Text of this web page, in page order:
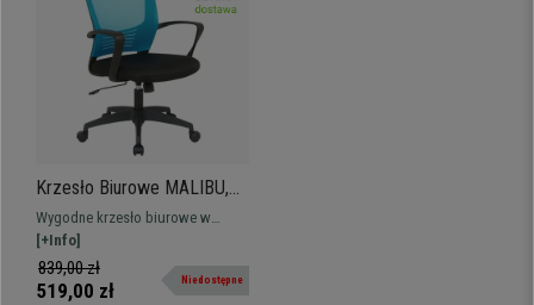
Krzesło Biurowe MALIBU,
Atrakcyjny Design,
Oddychająca Siatka i
Tkanina, Kolor Niebieski
Wygodne krzesło biurowe w
nowoczesnym stylu, tapicerowane
oddychającą tkaniną, dostępne w
wielu kolorach.
[+Info]
839,00 zł
519,00 zł Niedostępne